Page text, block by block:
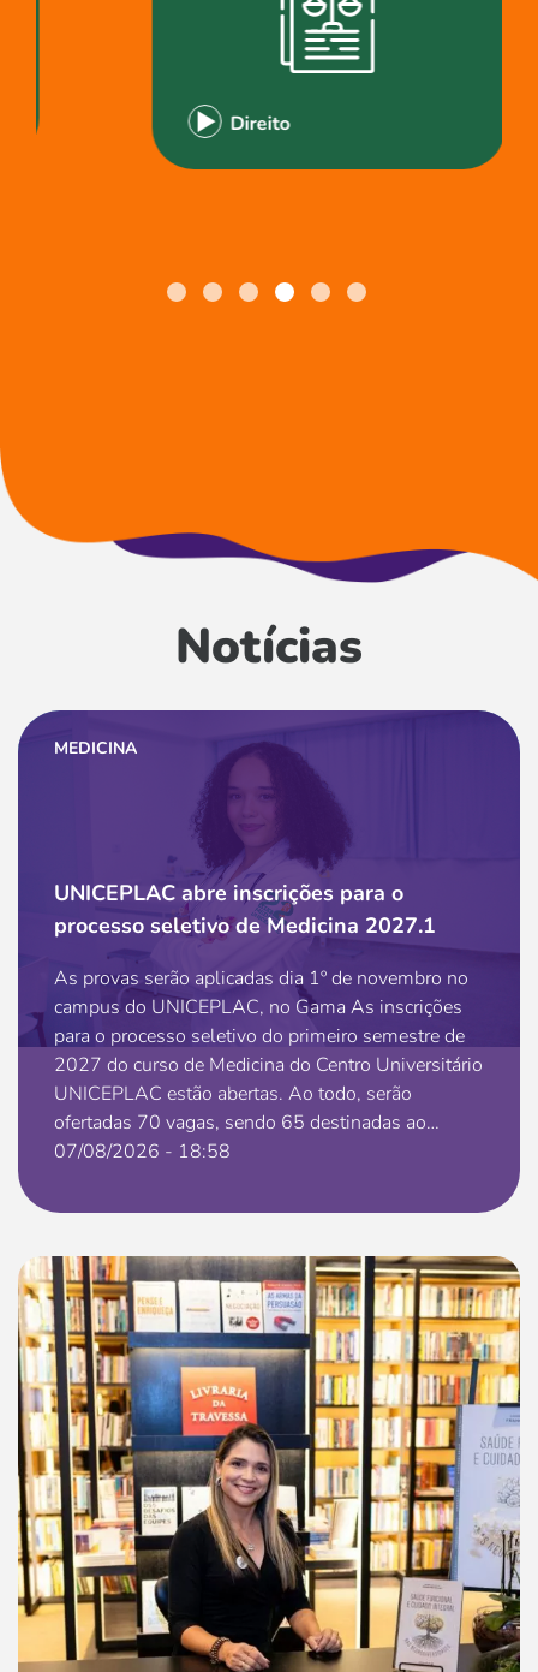
Direito
Notícias
MEDICINA
UNICEPLAC abre inscrições para o
processo seletivo de Medicina 2027.1
As provas serão aplicadas dia 1º de novembro no
campus do UNICEPLAC, no Gama As inscrições
para o processo seletivo do primeiro semestre de
2027 do curso de Medicina do Centro Universitário
UNICEPLAC estão abertas. Ao todo, serão
ofertadas 70 vagas, sendo 65 destinadas ao
vestibular e 5 ao ingresso por meio da nota do...
07/08/2026 - 18:58